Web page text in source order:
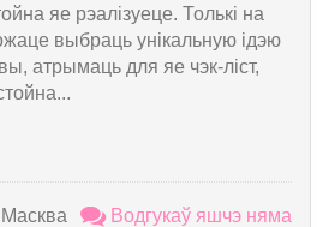
яе рэалізуеце. Толькі на
выбраць унікальную ідэю
атрымаць для яе чэк-ліст,
Масква Водгукаў яшчэ няма